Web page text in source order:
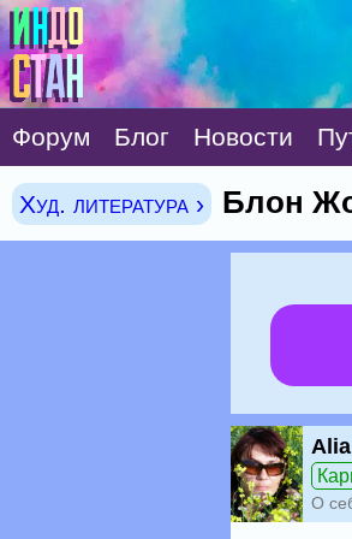
Форум Блог Новости
Худ. литература › Блон
Alia
О